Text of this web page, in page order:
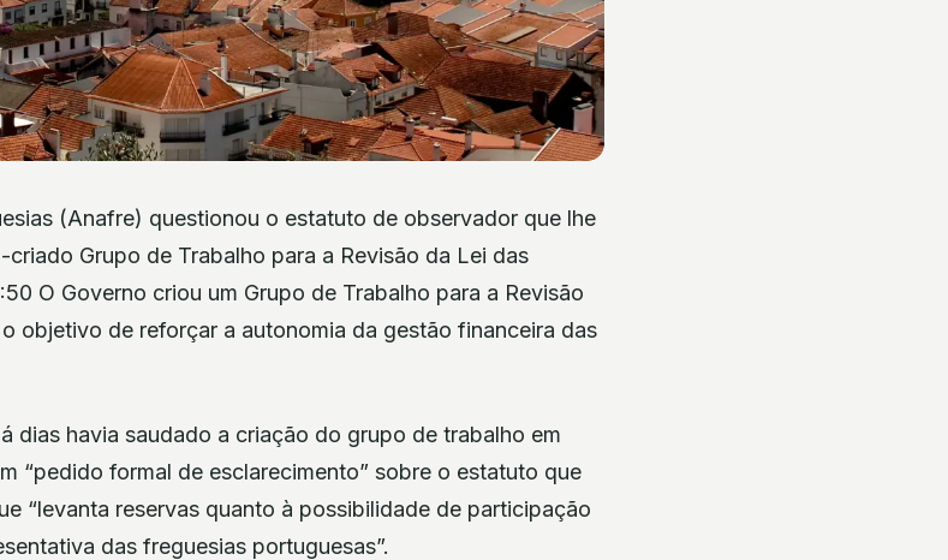
(Anafre) questionou o estatuto de observador que lhe
Grupo de Trabalho para a Revisão da Lei das
O Governo criou um Grupo de Trabalho para a Revisão
objetivo de reforçar a autonomia da gestão financeira das
dias havia saudado a criação do grupo de trabalho em
“pedido formal de esclarecimento” sobre o estatuto que
“levanta reservas quanto à possibilidade de participação
das freguesias portuguesas”.